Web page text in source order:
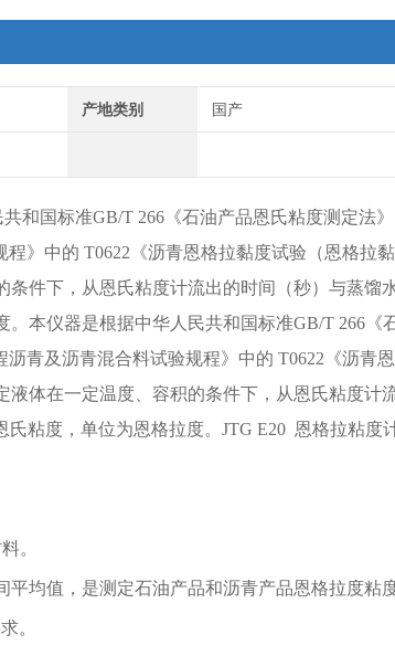
产地类别 国产
和国标准GB/T 266《石油产品恩氏粘度测定法
》中的 T0622《沥青恩格拉黏度试验（恩格拉
件下，从恩氏粘度计流出的时间（秒）与蒸馏
本仪器是根据中华人民共和国标准GB/T 266《
青及沥青混合料试验规程》中的 T0622《沥青
体在一定温度、容积的条件下，从恩氏粘度计
粘度，单位为恩格拉度。JTG E20 恩格拉粘度
。
均值，是测定石油产品和沥青产品恩格拉度粘
。